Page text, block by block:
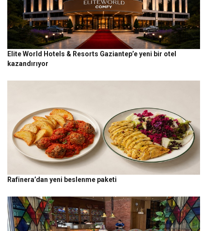
Elite World Hotels & Resorts Gaziantep’e yeni bir otel
kazandırıyor
Rafinera’dan yeni beslenme paketi